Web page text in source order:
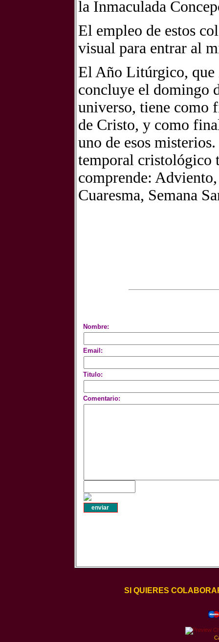
la Inmaculada
El empleo de estos
visual para entrar al
El Año Litúrgico,
concluye el domingo
universo, tiene como
de Cristo, y como
uno de esos
temporal cristológico
comprende:
Cuaresma, Semana
Nombre:
Email:
Titulo:
Comentario:
SI QUIERES